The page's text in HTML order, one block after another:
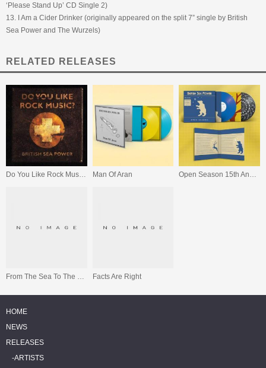
‘Please Stand Up’ CD Single 2)
13. I Am a Cider Drinker (originally appeared on the split 7” single by British
Sea Power and The Wurzels)
RELATED RELEASES
Man Of Aran
Facts Are Right
HOME
NEWS
RELEASES
ARTISTS